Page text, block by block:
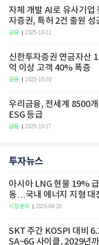
자체 개발 AI로 유사기
자증권, 특허 2건 출원 성
금융 2025-10-21
신한투자증권 연금자산
억 이상 고객 40% 폭증
금융 2025-10-20
우리금융, 전세계 8500개
ESG 등급
금융 2025-10-17
투자뉴스
아시아 LNG 현물 19%
동…국내 에너지 지형 대
시장분석 2026-04-20
SKT 주간 KOSPI 대비
SA~6G 사이클, 2029년